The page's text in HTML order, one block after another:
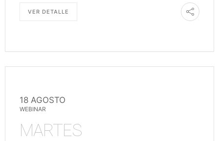
VER DETALLE
18 AGOSTO
WEBINAR
MARTES